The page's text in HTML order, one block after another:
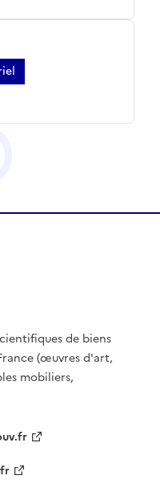
de biens
(œuvres d'art,
mobiliers,